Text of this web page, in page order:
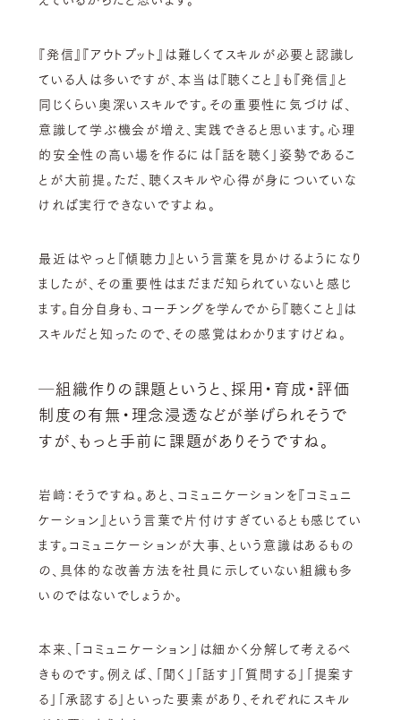
『発信』『アウトプット』は難しくてスキルが必要と認識し
ている人は多いですが、本当は『聴くこと』も『発信』と
同じくらい奥深いスキルです。その重要性に気づけば、
意識して学ぶ機会が増え、実践できると思います。心理
的安全性の高い場を作るには「話を聴く」姿勢であるこ
とが大前提。ただ、聴くスキルや心得が身についていな
ければ実行できないですよね。
最近はやっと『傾聴力』という言葉を見かけるようになり
ましたが、その重要性はまだまだ知られていないと感じ
ます。自分自身も、コーチングを学んでから『聴くこと』は
スキルだと知ったので、その感覚はわかりますけどね。
─組織作りの課題というと、採用・育成・評価
制度の有無・理念浸透などが挙げられそうで
すが、もっと手前に課題がありそうですね。
岩﨑：そうですね。あと、コミュニケーションを『コミュニ
ケーション』という言葉で片付けすぎているとも感じてい
ます。コミュニケーションが大事、という意識はあるもの
の、具体的な改善方法を社員に示していない組織も多
いのではないでしょうか。
本来、「コミュニケーション」は細かく分解して考えるべ
きものです。例えば、「聞く」「話す」「質問する」「提案す
る」「承認する」といった要素があり、それぞれにスキル